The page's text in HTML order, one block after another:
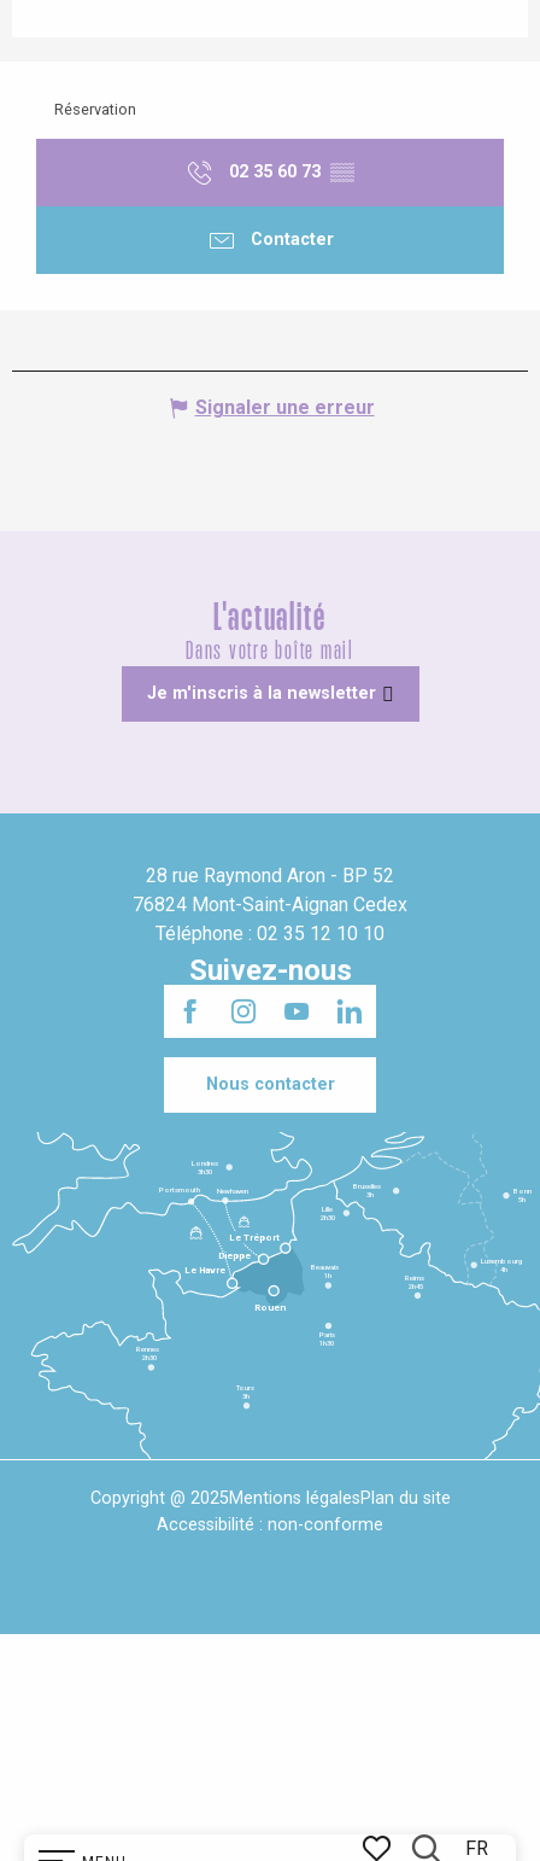
FR
Réservation
02 35 60 73 ▒▒
Contacter
Signaler une erreur
L'actualité
Dans votre boîte mail
Je m'inscris à la newsletter
28 rue Raymond Aron - BP 52
76824 Mont-Saint-Aignan Cedex
Téléphone : 02 35 12 10 10
Suivez-nous
Nous contacter
Le Havre
Dieppe
Le Tréport
Rennes
2h30
Tours
3h
Paris
1h30
Beauvais
1h
Reims
2h45
Lille
2h30
Bruxelles
3h
Londres
3h30
Newhaven
Portsmouth
Bonn
5h
Luxembourg
4h
Rouen
Copyright @ 2025Mentions légalesPlan du site
Accessibilité : non-conforme